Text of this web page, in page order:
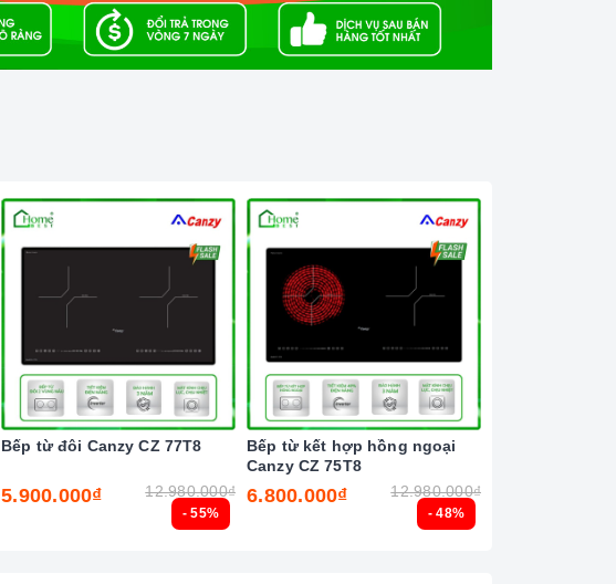
- 55%
Bếp từ đôi Canzy CZ 77T8
5.900.000₫ 12.980.000₫
- 48%
Bếp từ kết hợp hồng ngoại
Canzy CZ 75T8
6.800.000₫ 12.980.000₫